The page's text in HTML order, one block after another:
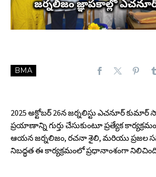
BMA
2025 అక్టోబర్ 26న జర్నలిస్టు ఎచనూర్
ప్రయాణాన్ని గుర్తు చేసుకుంటూ ప్రత్యేక
ఆయన జర్నలిజం, రచనా శైలి, మరియు ప్రజల
నిబద్ధత ఈ కార్యక్రమంలో ప్రధానాంశంగా